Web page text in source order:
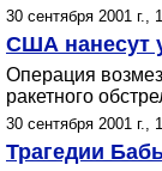
30 сентября 2001 г.,
США нанесут
Операция
ракетного
30 сентября 2001 г.,
Трагедии